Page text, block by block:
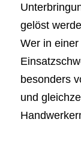
gelöst
Wer in
besonders
und